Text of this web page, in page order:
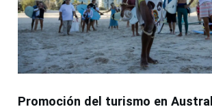
Promoción del turismo en